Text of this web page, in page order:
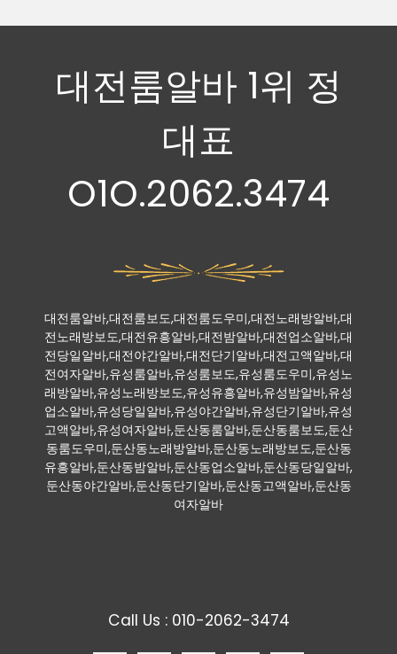
대전룸알바 1위 정
대표
O1O.2062.3474
대전룸알바,대전룸보도,대전룸도우미,대전노래방알바,대
전노래방보도,대전유흥알바,대전밤알바,대전업소알바,대
전당일알바,대전야간알바,대전단기알바,대전고액알바,대
전여자알바,유성룸알바,유성룸보도,유성룸도우미,유성노
래방알바,유성노래방보도,유성유흥알바,유성밤알바,유성
업소알바,유성당일알바,유성야간알바,유성단기알바,유성
고액알바,유성여자알바,둔산동룸알바,둔산동룸보도,둔산
동룸도우미,둔산동노래방알바,둔산동노래방보도,둔산동
유흥알바,둔산동밤알바,둔산동업소알바,둔산동당일알바,
둔산동야간알바,둔산동단기알바,둔산동고액알바,둔산동
여자알바
Call Us : 010-2062-3474